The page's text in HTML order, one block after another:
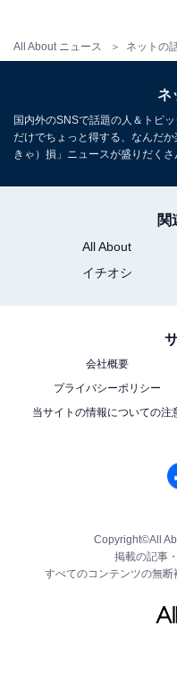
All About ニュース ネットの
ネ
国内外のSNSで話題の人＆トピ
だけでちょっと得する、なんだ
きゃ）損」ニュースが盛りだくさ
関
All About
イチオシ
会社概要
プライバシーポリシー
当サイトの情報についての注
Copyright©All
掲載の記事
すべてのコンテンツの無断